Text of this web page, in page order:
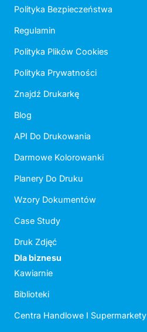
Polityka Bezpieczeństwa
Regulamin
Polityka Plików Cookies
Polityka Prywatności
Znajdź Drukarkę
Blog
API Do Drukowania
Darmowe Kolorowanki
Planery Do Druku
Wzory Dokumentów
Case Study
Druk Zdjęć
Dla biznesu
Kawiarnie
Biblioteki
Centra Handlowe I Supermarkety